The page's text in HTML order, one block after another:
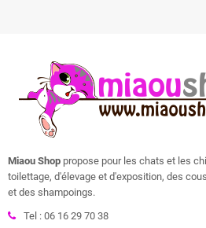
Miaou Shop propose pour les chats et les
toilettage, d'élevage et d'exposition, des
et des shampoings.
Tel : 06 16 29 70 38